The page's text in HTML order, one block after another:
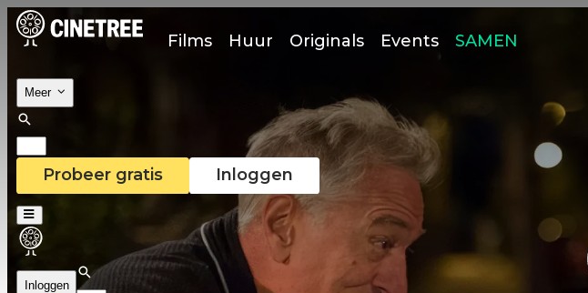
Films Huur Originals Events SAMEN
Meer
Probeer gratis Inloggen
Inloggen